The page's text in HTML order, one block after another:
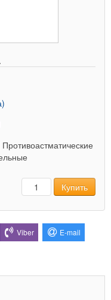
Противоастматические
КоличествоКупить
Viber E-mail